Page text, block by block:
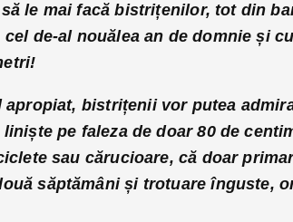
le mai facă bistrițenilor, tot din
de-al nouălea an de domnie și
bistrițenii vor putea
pe faleza de doar 80 de
sau cărucioare, că doar
săptămâni și trotuare înguste,